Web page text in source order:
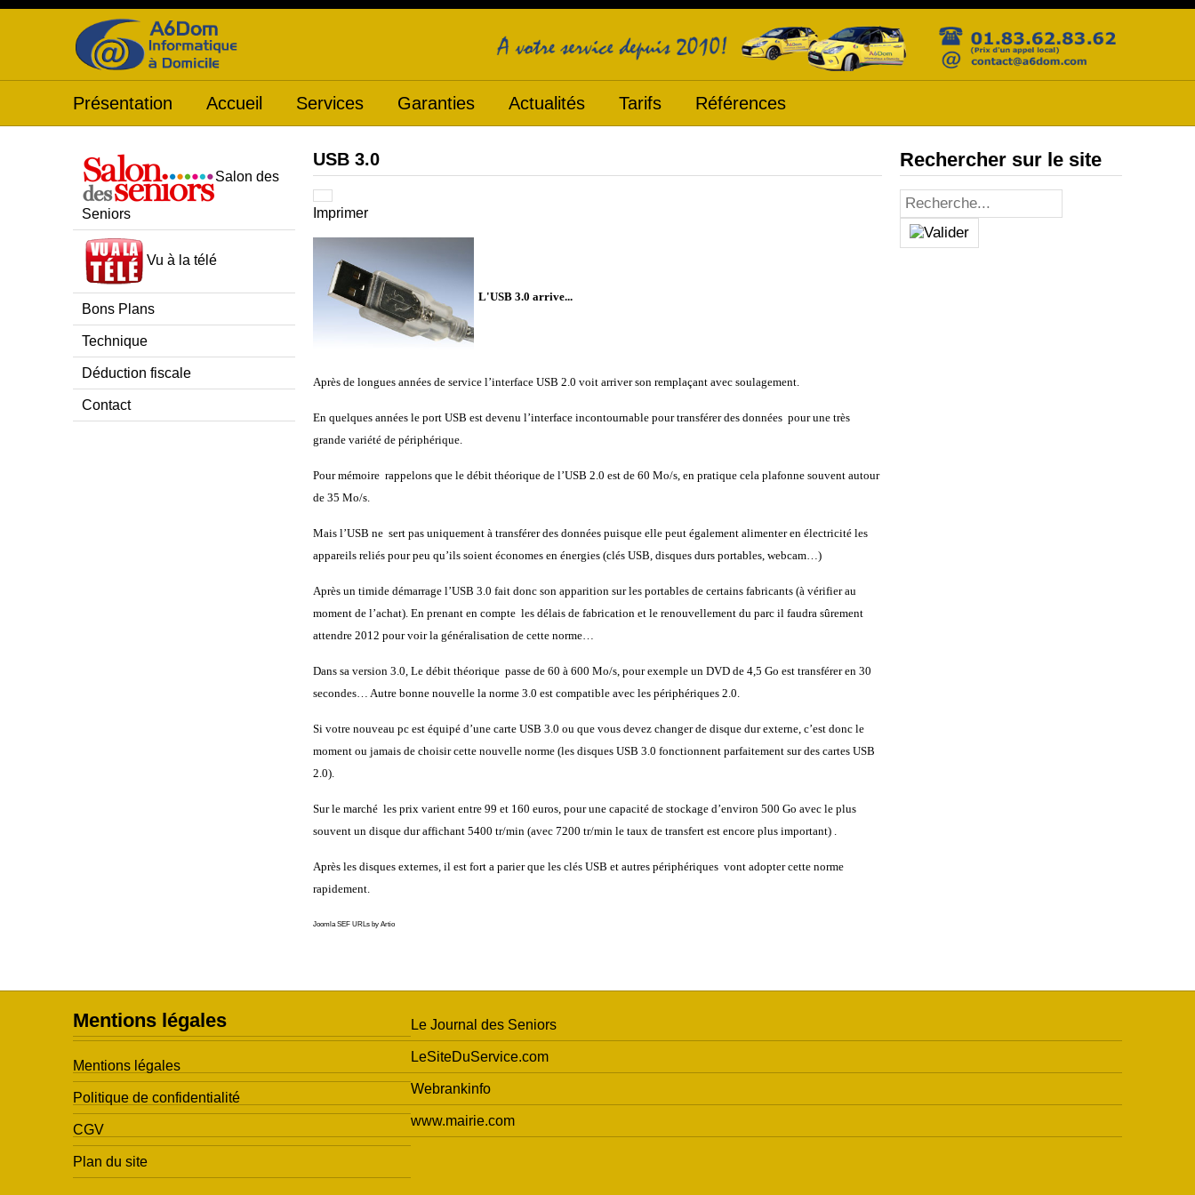
Présentation Accueil Services Garanties Actualités Tarifs Références
Salon des
Seniors
Vu à la télé
Bons Plans
Technique
Déduction fiscale
Contact
USB 3.0
Imprimer
L'USB 3.0 arrive...
Après de longues années de service l’interface USB 2.0 voit arriver son remplaçant avec soulagement.
En quelques années le port USB est devenu l’interface incontournable pour transférer des données pour une très
grande variété de périphérique.
Pour mémoire rappelons que le débit théorique de l’USB 2.0 est de 60 Mo/s, en pratique cela plafonne souvent autour
de 35 Mo/s.
Mais l’USB ne sert pas uniquement à transférer des données puisque elle peut également alimenter en électricité les
appareils reliés pour peu qu’ils soient économes en énergies (clés USB, disques durs portables, webcam…)
Après un timide démarrage l’USB 3.0 fait donc son apparition sur les portables de certains fabricants (à vérifier au
moment de l’achat). En prenant en compte les délais de fabrication et le renouvellement du parc il faudra sûrement
attendre 2012 pour voir la généralisation de cette norme…
Dans sa version 3.0, Le débit théorique passe de 60 à 600 Mo/s, pour exemple un DVD de 4,5 Go est transférer en 30
secondes… Autre bonne nouvelle la norme 3.0 est compatible avec les périphériques 2.0.
Si votre nouveau pc est équipé d’une carte USB 3.0 ou que vous devez changer de disque dur externe, c’est donc le
moment ou jamais de choisir cette nouvelle norme (les disques USB 3.0 fonctionnent parfaitement sur des cartes USB
2.0).
Sur le marché les prix varient entre 99 et 160 euros, pour une capacité de stockage d’environ 500 Go avec le plus
souvent un disque dur affichant 5400 tr/min (avec 7200 tr/min le taux de transfert est encore plus important) .
Après les disques externes, il est fort a parier que les clés USB et autres périphériques vont adopter cette norme
rapidement.
Joomla SEF URLs by Artio
Rechercher sur le site
Mentions légales
Mentions légales
Politique de confidentialité
CGV
Plan du site
Le Journal des Seniors
LeSiteDuService.com
Webrankinfo
www.mairie.com